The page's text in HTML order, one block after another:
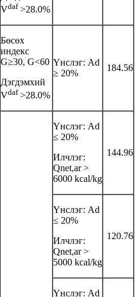
Vdaf >28.0%
Бөсөх
индекс
G≥30, G<60
Дэгдэмхий
Vdaf >28.0%
Үнслэг: Аd
≥ 20%
184.56
Үнслэг: Аd
≤ 20%
Илчлэг:
Qnet,ar >
6000 kcal/kg
144.96
Үнслэг: Аd
≤ 20%
Илчлэг:
Qnet,ar >
5000 kcal/kg
120.76
Үнслэг: Аd